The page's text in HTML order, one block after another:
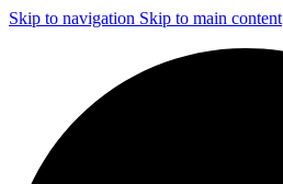
Skip to navigation Skip to main content